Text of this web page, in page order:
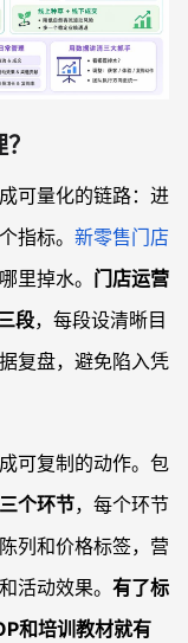
可量化的链路：进
指标。 新零售门店
里掉水。 门店运营
段，每段设清晰目
复盘，避免陷入凭
可复制的动作。包
个环节，每个环节
列和价格标签，营
活动效果。 有了标
和培训教材就有